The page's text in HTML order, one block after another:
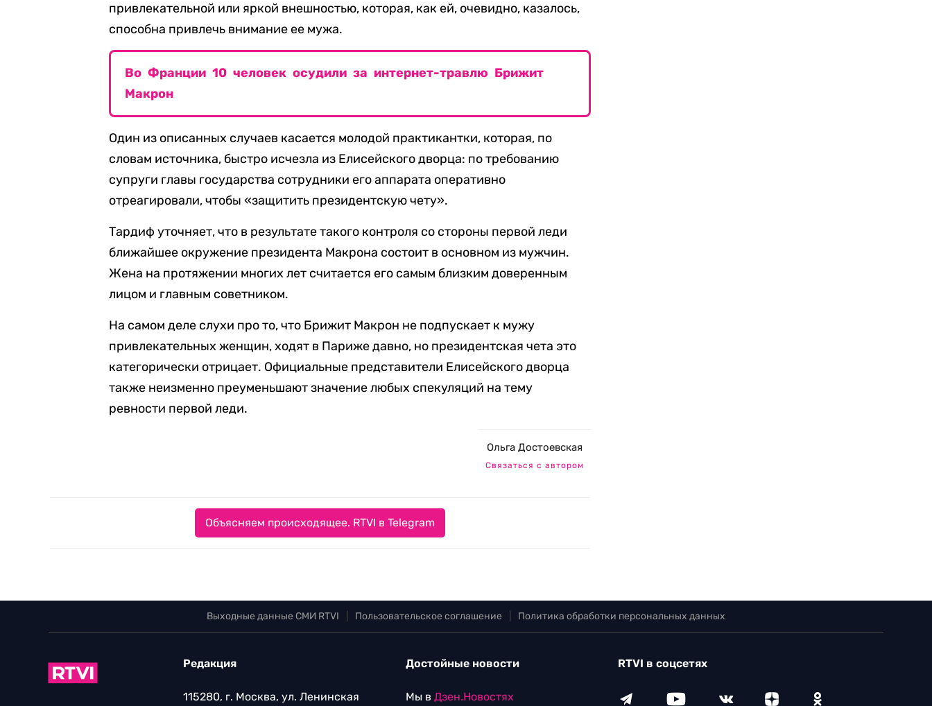
привлекательной или яркой внешностью, которая, как ей, очевидно, казалось,
способна привлечь внимание ее мужа.
Во Франции 10 человек осудили за интернет-травлю Брижит
Макрон
Один из описанных случаев касается молодой практикантки, которая, по
словам источника, быстро исчезла из Елисейского дворца: по требованию
супруги главы государства сотрудники его аппарата оперативно
отреагировали, чтобы «защитить президентскую чету».
Тардиф уточняет, что в результате такого контроля со стороны первой леди
ближайшее окружение президента Макрона состоит в основном из мужчин.
Жена на протяжении многих лет считается его самым близким доверенным
лицом и главным советником.
На самом деле слухи про то, что Брижит Макрон не подпускает к мужу
привлекательных женщин, ходят в Париже давно, но президентская чета это
категорически отрицает. Официальные представители Елисейского дворца
также неизменно преуменьшают значение любых спекуляций на тему
ревности первой леди.
Ольга Достоевская
Связаться с автором
Объясняем происходящее. RTVI в Telegram
Выходные данные СМИ RTVI Пользовательское соглашение Политика обработки персональных данных
Редакция
115280, г. Москва, ул. Ленинская
Достойные новости
Мы в Дзен.Новостях
RTVI в соцсетях